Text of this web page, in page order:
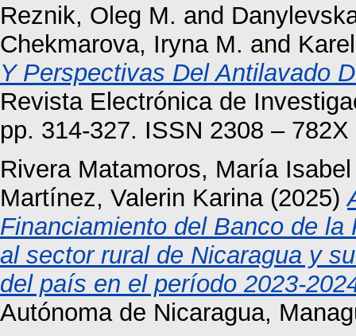
Reznik, Oleg M. and
Chekmarova, Iryna M. and
Y Perspectivas Del Antilavado
Revista Electrónica de
pp. 314-327. ISSN 2308 – 782X
Rivera Matamoros, María Isabel
Martínez, Valerin Karina(2025)
Financiamiento del Banco de
al sector rural de Nicaragua y
del país en el período 2023-
Autónoma de Nicaragua,